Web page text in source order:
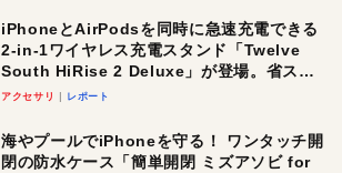
iPhoneとAirPodsを同時に急速充電できる
2-in-1ワイヤレス充電スタンド「Twelve
South HiRise 2 Deluxe」が登場。省スペ
ースでおしゃれに充電したい人にオスス
アクセサリ レポート
海やプールでiPhoneを守る！ ワンタッチ開
閉の防水ケース「簡単開閉 ミズアソビ for